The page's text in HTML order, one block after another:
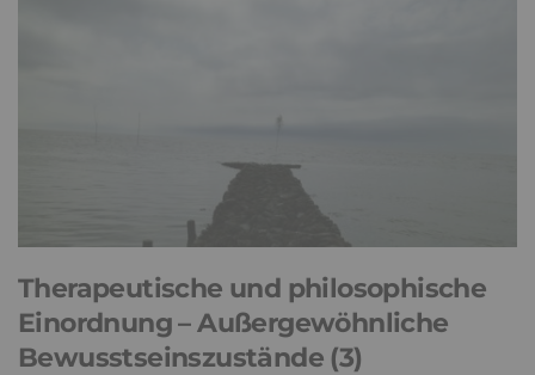
Therapeutische und philosophische
Einordnung – Außergewöhnliche
Bewusstseinszustände (3)